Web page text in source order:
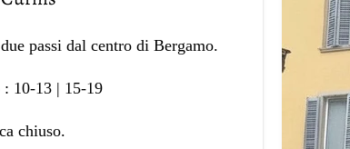
passi dal centro di Bergamo.
: 10-13 | 15-19
chiuso.